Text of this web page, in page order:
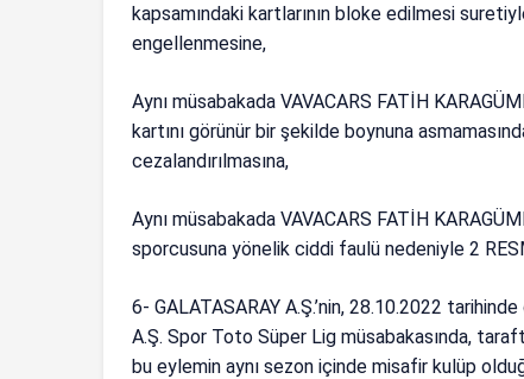
kapsamındaki kartlarının bloke edilmesi
engellenmesine,
Aynı müsabakada VAVACARS FATİH
kartını görünür bir şekilde boynuna
cezalandırılmasına,
Aynı müsabakada VAVACARS FATİH
sporcusuna yönelik ciddi faulü nedeniyle 2
6- GALATASARAY A.Ş.’nin, 28.10.2022
A.Ş. Spor Toto Süper Lig müsabakasında,
bu eylemin aynı sezon içinde misafir kulüp